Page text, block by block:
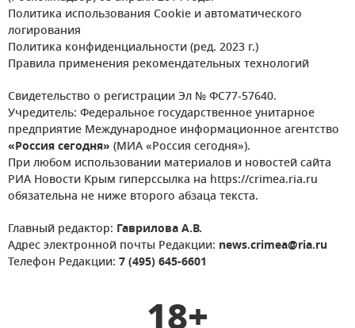
Политика использования Cookie и автоматического
логирования
Политика конфиденциальности (ред. 2023 г.)
Правила применения рекомендательных технологий
Свидетельство о регистрации Эл № ФС77-57640.
Учредитель: Федеральное государственное унитарное
предприятие Международное информационное агентство
«Россия сегодня» (МИА «Россия сегодня»).
При любом использовании материалов и новостей сайта
РИА Новости Крым гиперссылка на https://crimea.ria.ru
обязательна не ниже второго абзаца текста.
Главный редактор: Гаврилова А.В.
Адрес электронной почты Редакции: news.crimea@ria.ru
Телефон Редакции: 7 (495) 645-6601